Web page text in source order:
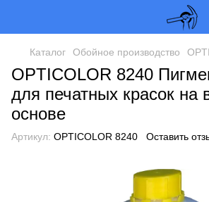
Каталог Обойное производство
OPTICOLOR 8240
для печатных красок на
основе
Артикул: OPTICOLOR 8240 Оставить